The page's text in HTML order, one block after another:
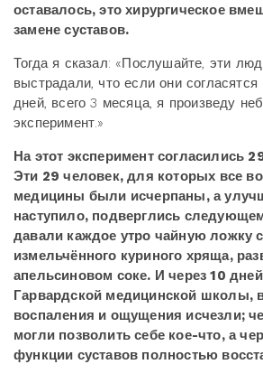
оставалось, это хирургическое
замене суставов.
Тогда я сказал: «Послушайте, эти
выстрадали, что если они
дней, всего 3 месяца, я произведу
эксперимент.»
На этот эксперимент согласились
Эти 29 человек, для которых все
медицины были исчерпаны, а
наступило, подверглись
давали каждое утро чайную ложку
измельчённого куриного хряща,
апельсиновом соке. И через 10
Гарвардской медицинской школы,
воспаления и ощущения исчезли;
могли позволить себе кое-что, а
функции суставов полностью